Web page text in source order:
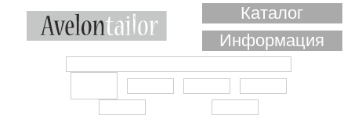
Каталог
Информация